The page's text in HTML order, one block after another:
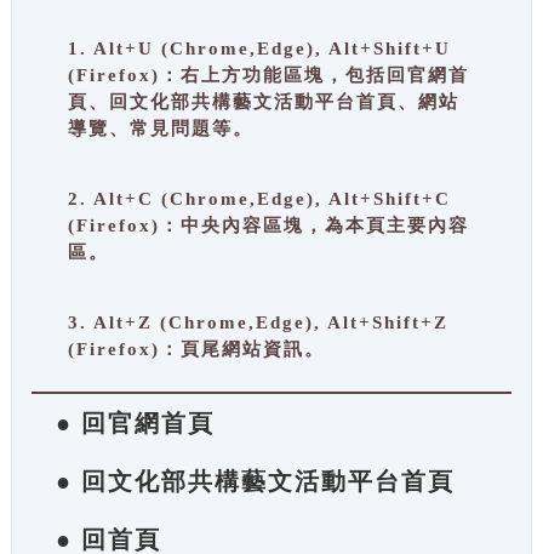
1. Alt+U (Chrome,Edge), Alt+Shift+U
(Firefox)：右上方功能區塊，包括回官網首
頁、回文化部共構藝文活動平台首頁、網站
導覽、常見問題等。
2. Alt+C (Chrome,Edge), Alt+Shift+C
(Firefox)：中央內容區塊，為本頁主要內容
區。
3. Alt+Z (Chrome,Edge), Alt+Shift+Z
(Firefox)：頁尾網站資訊。
● 回官網首頁
● 回文化部共構藝文活動平台首頁
● 回首頁